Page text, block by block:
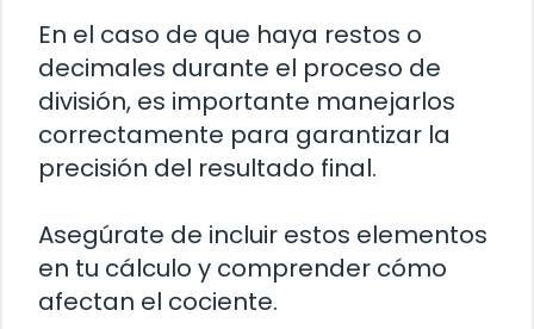
En el caso de que haya restos o
decimales durante el proceso de
división, es importante manejarlos
correctamente para garantizar la
precisión del resultado final.
Asegúrate de incluir estos elementos
en tu cálculo y comprender cómo
afectan el cociente.